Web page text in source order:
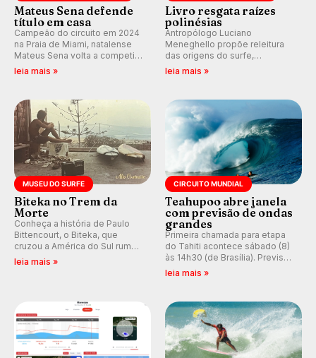
Mateus Sena defende
título em casa
Campeão do circuito em 2024
na Praia de Miami, natalense
Mateus Sena volta a competir
em casa em busca de manter a
leia mais »
Livro resgata raízes
polinésias
Antropólogo Luciano
Meneghello propõe releitura
das origens do surfe,
resgatando a cultura polinésia
prática em esporte e indústria.
leia mais »
MUSEU DO SURFE
Biteka no Trem da
Morte
Conheça a história de Paulo
Bittencourt, o Biteka, que
cruzou a América do Sul rumo
ao Pacífico em uma jornada
leia mais »
CIRCUITO MUNDIAL
Teahupoo abre janela
com previsão de ondas
grandes
Primeira chamada para etapa
do Tahiti acontece sábado (8)
às 14h30 (de Brasília). Previsão
indica swell consistente.
Kelly Slater convidado.
leia mais »